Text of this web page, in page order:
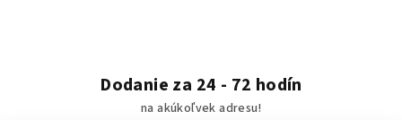
Dodanie za 24 - 72 hodín
na akúkoľvek adresu!